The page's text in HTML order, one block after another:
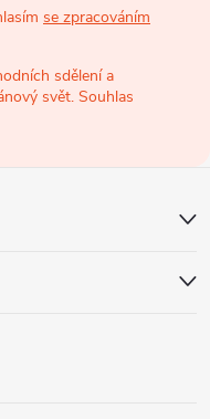
se zpracováním
sdělení a
svět. Souhlas